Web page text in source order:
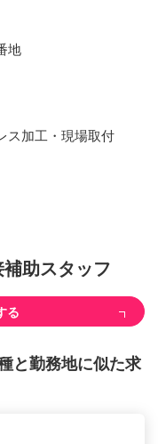
地
ス加工・現場取付
助スタッフ
る
と勤務地に似た求